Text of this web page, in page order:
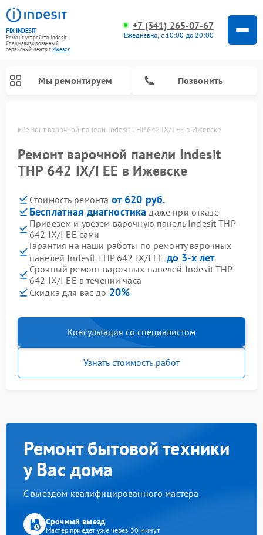
FIX-INDESIT
Ремонт устройств Indesit
Специализированный
cервисный центр г.Ижевск
+7 (341) 265-07-67
Ежедневно, с 10:00 до 20:00
Мы ремонтируем Позвонить
Ремонт варочной панели Indesit THP 642 IX/I EE в Ижевске
Ремонт варочной панели Indesit
THP 642 IX/I EE в Ижевске
Стоимость ремонта от 620 руб.
Бесплатная диагностика даже при отказе
Привезем и увезем варочную панель Indesit THP
642 IX/I EE сами
Гарантия на наши работы по ремонту варочных
панелей Indesit THP 642 IX/I EE до 3-х лет
Срочный ремонт варочных панелей Indesit THP
642 IX/I EE в течении часа
Скидка для вас до 20%
Консультация со специалистом
Узнать стоимость работ
Ремонт бытовой техники
у Вас дома
С выездом квалифицированного мастера
Срочный выезд
Мастер приедет уже через 30 минут